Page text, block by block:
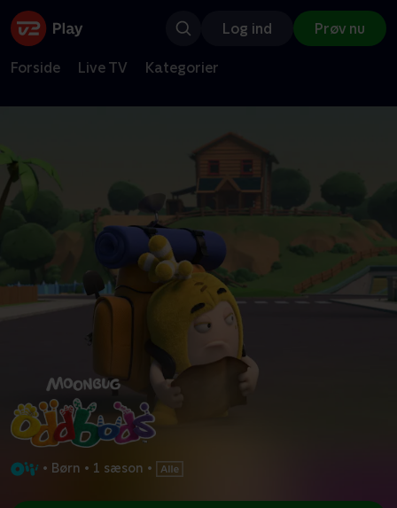
Log ind Prøv nu
Forside Live TV Kategorier
• Børn • 1 sæson •